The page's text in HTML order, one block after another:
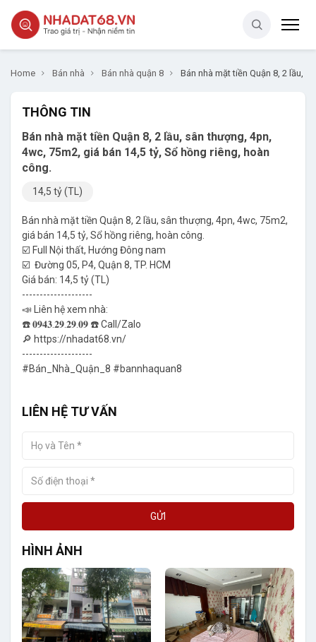
Home Bán nhà Bán nhà quận 8 Bán nhà mặt tiền Quận 8, 2 lầu,
THÔNG TIN
Bán nhà mặt tiền Quận 8, 2 lầu, sân thượng, 4pn,
4wc, 75m2, giá bán 14,5 tỷ, Sổ hồng riêng, hoàn
công.
14,5 tỷ (TL)
Bán nhà mặt tiền Quận 8, 2 lầu, sân thượng, 4pn, 4wc, 75m2,
giá bán 14,5 tỷ, Sổ hồng riêng, hoàn công.
☑️ Full Nội thất, Hướng Đông nam
☑️ Đường 05, P4, Quận 8, TP. HCM
Giá bán: 14,5 tỷ (TL)
--------------------
📣 Liên hệ xem nhà:
☎️ 𝟎𝟗𝟒𝟑.𝟐𝟗.𝟐𝟗.𝟎𝟗 ☎️ Call/Zalo
🔎 https://nhadat68.vn/
--------------------
#Bán_Nhà_Quận_8 #bannhaquan8
LIÊN HỆ TƯ VẤN
GỬI
HÌNH ẢNH